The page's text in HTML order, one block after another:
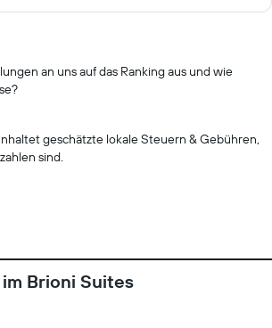
an uns auf das Ranking aus und wie
geschätzte lokale Steuern & Gebühren,
sind.
Brioni Suites